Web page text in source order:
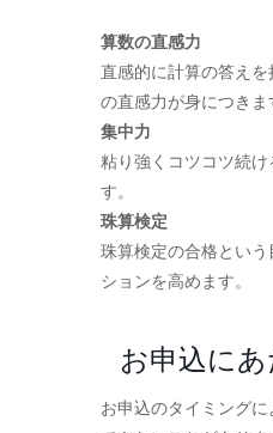
算数の直感力
直感的に計算の答え
の直感力が身につきま
集中力
粘り強くコツコツ続
す。
珠算検定
珠算検定の合格とい
ションを高めます。
お申込に
お申込のタイミング